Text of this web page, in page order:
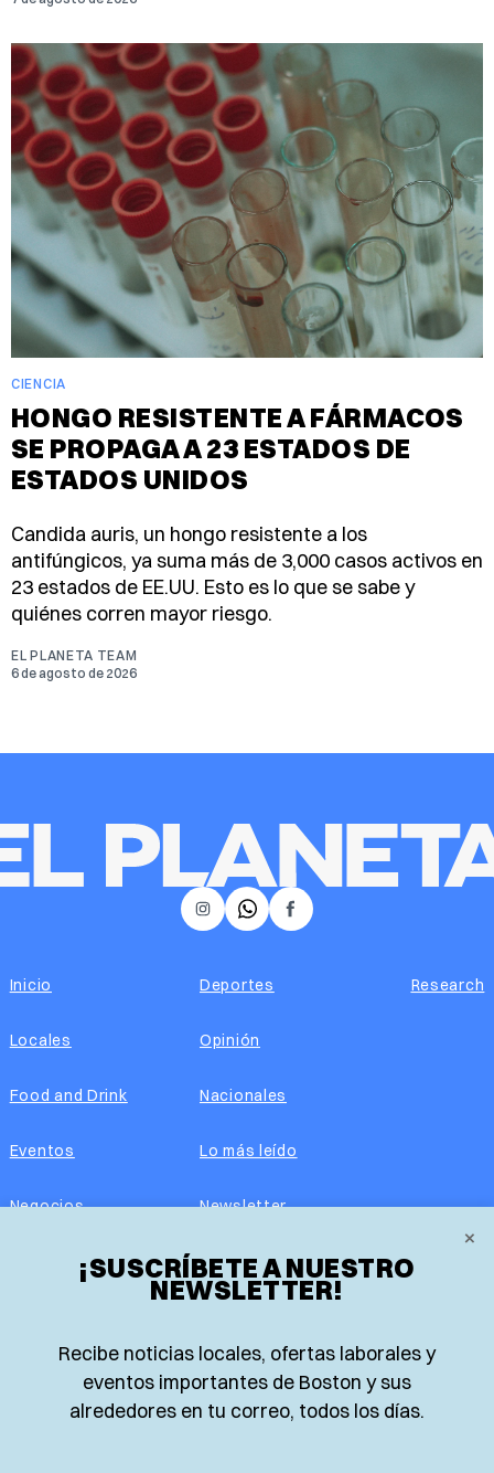
CIENCIA
HONGO RESISTENTE A FÁRMACOS
SE PROPAGA A 23 ESTADOS DE
ESTADOS UNIDOS
Candida auris, un hongo resistente a los
antifúngicos, ya suma más de 3,000 casos activos en
23 estados de EE.UU. Esto es lo que se sabe y
quiénes corren mayor riesgo.
EL PLANETA TEAM
6 de agosto de 2026
×
¡SUSCRÍBETE A NUESTRO
NEWSLETTER!
Recibe noticias locales, ofertas laborales y
eventos importantes de Boston y sus
alrededores en tu correo, todos los días.
𝕏 Facebook
Instagram
Inicio
Locales
Food and Drink
Eventos
Negocios
Real Estate
Guía de Recursos
Deportes
Opinión
Nacionales
Lo más leído
Newsletter
Edición impresa
Advertise with us
Research